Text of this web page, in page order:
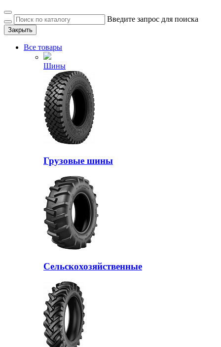
Введите запрос для поиска
Закрыть
Все товары
Шины
Грузовые шины
Сельскохозяйственные